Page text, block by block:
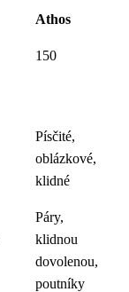
Athos
150
Písčité,
oblázkové,
klidné
Páry,
klidnou
dovolenou,
poutníky